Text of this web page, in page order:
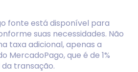
fonte está disponível para
suas necessidades. Não
taxa adicional, apenas a
MercadoPago, que é de 1%
transação.